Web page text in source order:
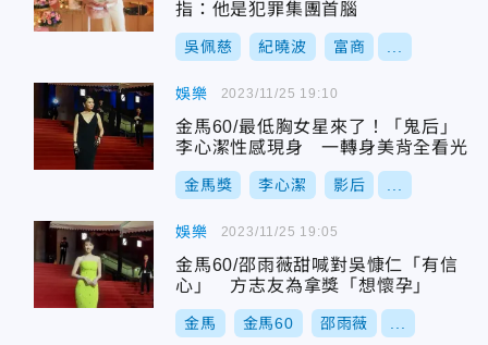
指：他是犯罪集團首腦
吳佩慈 紀曉波 富商
娛樂
金馬60/最低胸女星來了！「鬼后」
李心潔性感現身 一轉身美背全看光
金馬獎 李心潔 影后
2023/11/25 19:10
娛樂
金馬60/邵雨薇甜喊對吳慷仁「有信
心」 方志友為拿獎「想懷孕」
金馬 金馬60 邵雨薇
2023/11/25 19:05